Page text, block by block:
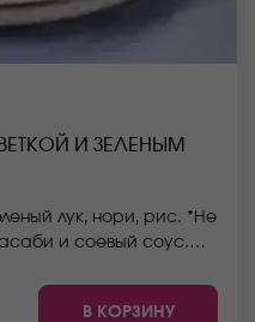
И ЗЕЛЕНЫМ
лук, нори, рис. *Не
и соевый соус.
на сайте.
В КОРЗИНУ